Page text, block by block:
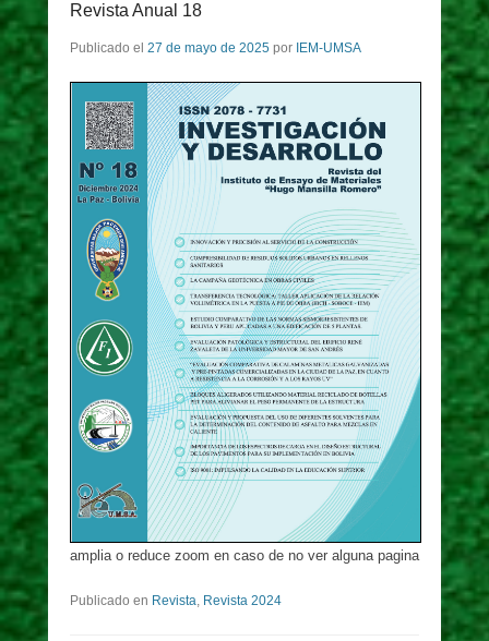
Revista Anual 18
Publicado el 27 de mayo de 2025 por IEM-UMSA
amplia o reduce zoom en caso de no ver alguna pagina
Publicado en Revista, Revista 2024